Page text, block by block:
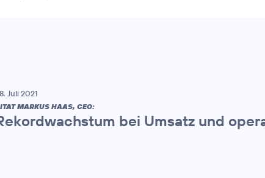
Juli 2021
MARKUS HAAS, CEO:
bei Umsatz und